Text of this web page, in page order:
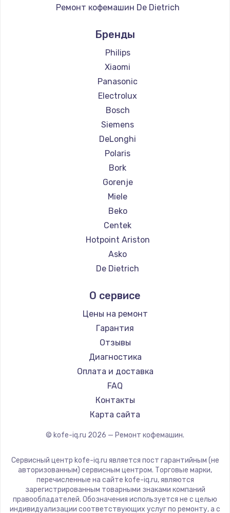
Ремонт кофемашин De Dietrich
Ремонт кофемашин Ascaso
Ремонт кофемашин Jura
Ремонт кофемашин Olympia
Ремонт кофемашин Saeco
Ремонт кофемашин La Cimbali
Ремонт кофемашин WMF
Ремонт кофемашин Yamaguchi
Ремонт кофемашин Nivona
Ремонт кофемашин Astoria
Ремонт кофемашин JVC
Ремонт кофемашин Ariston
Ремонт кофемашин Grundig
Ремонт кофемашин ROCKET MOZZAFIATO
Ремонт кофемашин Vivitek
Ремонт кофемашин Thomson
Ремонт кофемашин Hisense
Ремонт кофемашин DELTA
Ремонт кофемашин Kyvol
Ремонт кофемашин RED solution
Ремонт кофемашин Bravilor Bonamat
Ремонт кофемашин Vard
Ремонт кофемашин Tuvio
Ремонт кофемашин Carrera
Ремонт кофемашин Supra
Бренды
Philips
Xiaomi
Panasonic
Electrolux
Bosch
Siemens
DeLonghi
Polaris
Bork
Gorenje
Miele
Beko
Centek
Hotpoint Ariston
Asko
De Dietrich
Ascaso
Jura
Olympia
Saeco
La Cimbali
WMF
Yamaguchi
Nivona
Astoria
ROCKET MOZZAFIATO
Vivitek
Thomson
О сервисе
Цены на ремонт
Гарантия
Отзывы
Диагностика
Оплата и доставка
FAQ
Контакты
Карта сайта
© kofe-iq.ru 2026 — Ремонт кофемашин.
Сервисный центр kofe-iq.ru является пост гарантийным (не
авторизованным) сервисным центром. Торговые марки,
перечисленные на сайте kofe-iq.ru, являются
зарегистрированным товарными знаками компаний
правообладателей. Обозначения используется не с целью
индивидуализации соответствующих услуг по ремонту, а с